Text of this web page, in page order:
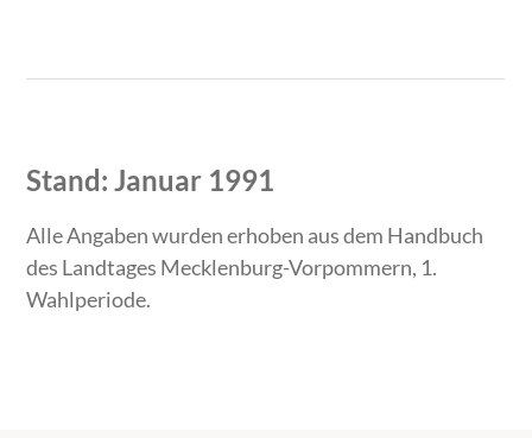
Zeitraum
Tätigkeit
Stand: Januar 1991
Alle Angaben wurden erhoben aus dem Handbuch
des Landtages Mecklenburg-Vorpommern, 1.
Wahlperiode.